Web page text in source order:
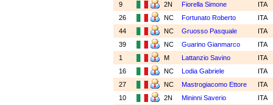
9
2N Fiorella Simone
ITA
26
NC Fortunato Roberto
ITA
44
NC Gruosso Pasquale
ITA
39
NC Guarino Gianmarco
ITA
1
M Lattanzio Savino
ITA
16
NC Lodia Gabriele
ITA
27
NC Mastrogiacomo Ettore
ITA
10
2N Mininni Saverio
ITA